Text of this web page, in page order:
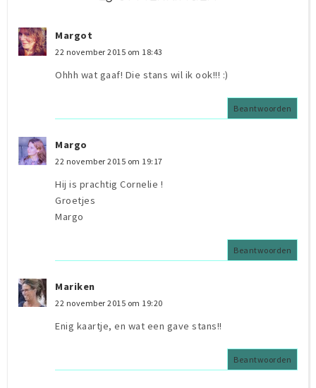
Margot
22 november 2015 om 18:43
Ohhh wat gaaf! Die stans wil ik ook!!! :)
Beantwoorden
Margo
22 november 2015 om 19:17
Hij is prachtig Cornelie !
Groetjes
Margo
Beantwoorden
Mariken
22 november 2015 om 19:20
Enig kaartje, en wat een gave stans!!
Beantwoorden